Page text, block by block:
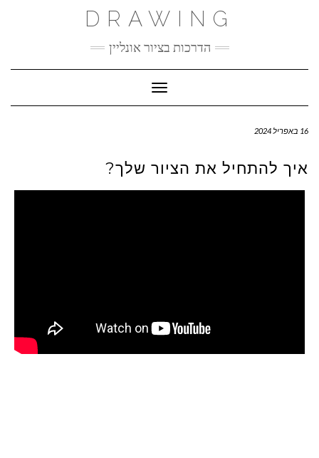
DRAWING
הדרכות בציור אונליין
Toggle Navigation
16 באפריל 2024
איך להתחיל את הציור שלך?